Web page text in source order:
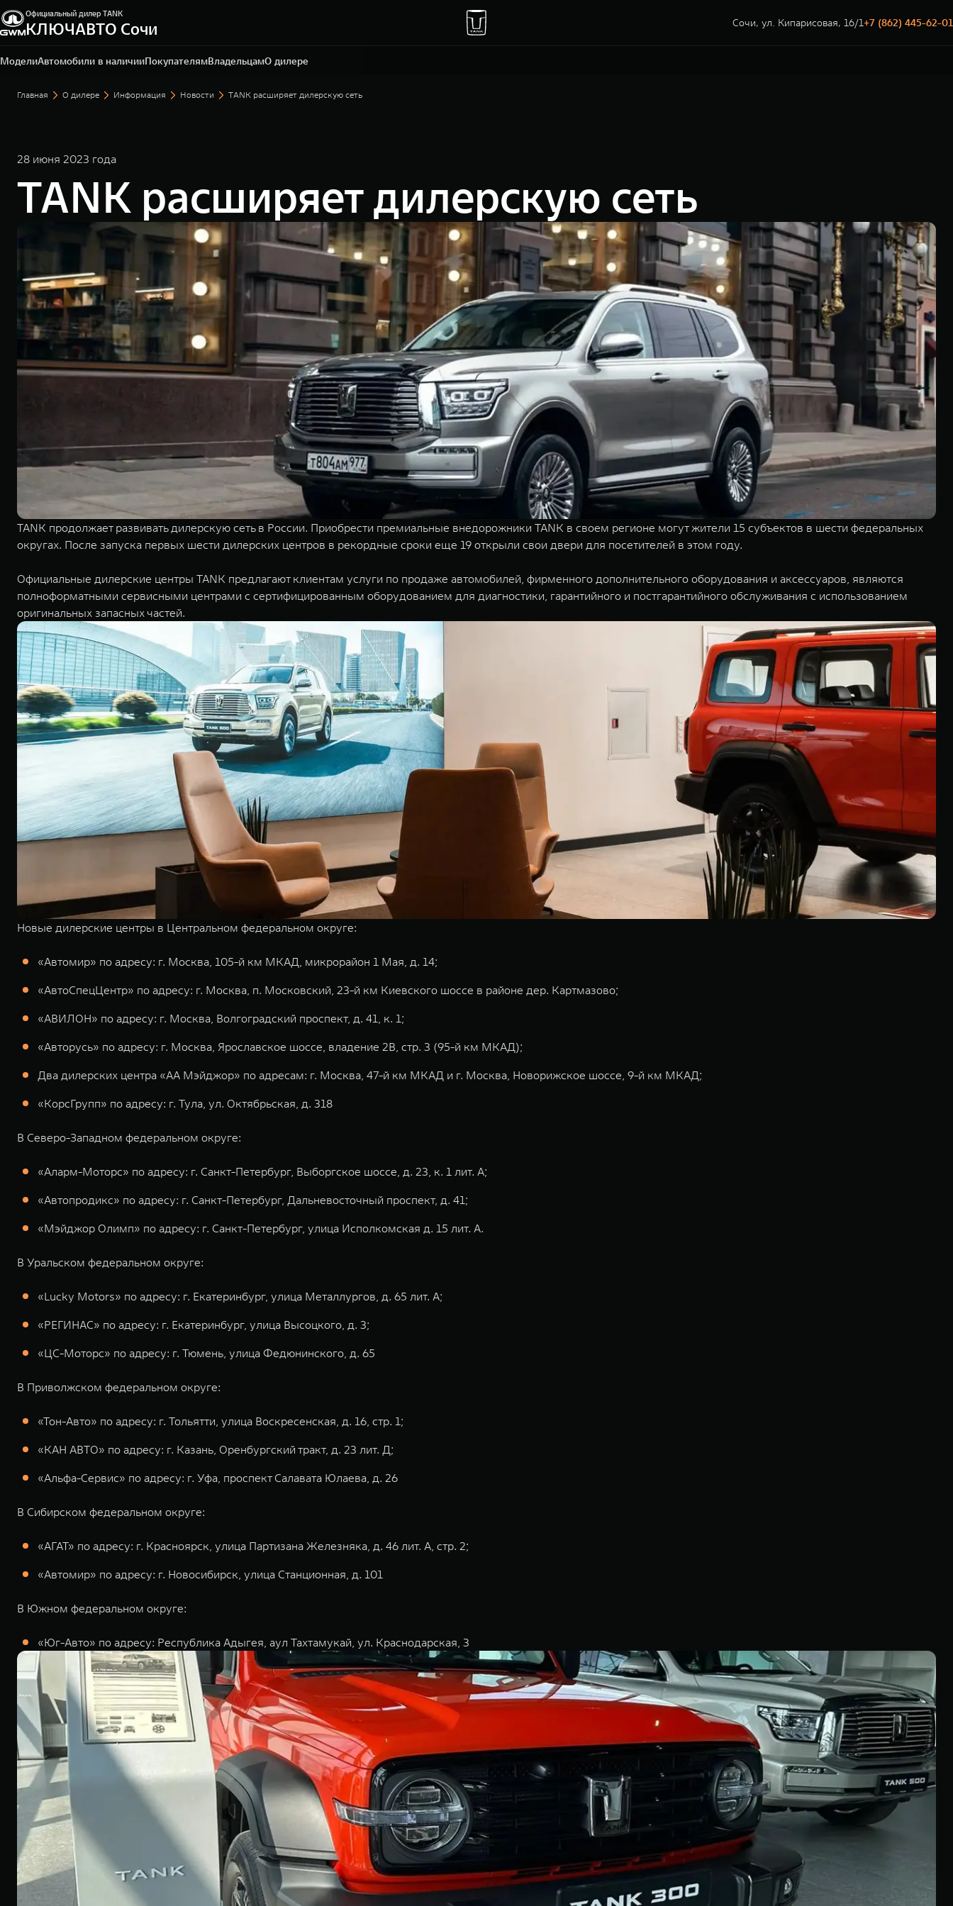
Официальный дилер TANK
КЛЮЧАВТО Сочи Сочи, ул. Кипарисовая, 16/1+7 (862) 445-62-01
МоделиАвтомобили в наличииПокупателямВладельцамО дилере
Сочи, ул. Кипарисовая, 16/1
+7 (862) 445-62-01
Главная О дилере Информация Новости TANK расширяет дилерскую сеть
28 июня 2023 года
TANK расширяет дилерскую сеть
TANK продолжает развивать дилерскую сеть в России. Приобрести премиальные внедорожники TANK в своем регионе могут жители 15 субъектов в шести федеральных
округах. После запуска первых шести дилерских центров в рекордные сроки еще 19 открыли свои двери для посетителей в этом году.
Официальные дилерские центры TANK предлагают клиентам услуги по продаже автомобилей, фирменного дополнительного оборудования и аксессуаров, являются
полноформатными сервисными центрами с сертифицированным оборудованием для диагностики, гарантийного и постгарантийного обслуживания с использованием
оригинальных запасных частей.
Новые дилерские центры в Центральном федеральном округе:
«Автомир» по адресу: г. Москва, 105-й км МКАД, микрорайон 1 Мая, д. 14;
«АвтоСпецЦентр» по адресу: г. Москва, п. Московский, 23-й км Киевского шоссе в районе дер. Картмазово;
«АВИЛОН» по адресу: г. Москва, Волгоградский проспект, д. 41, к. 1;
«Авторусь» по адресу: г. Москва, Ярославское шоссе, владение 2В, стр. 3 (95-й км МКАД);
Два дилерских центра «АА Мэйджор» по адресам: г. Москва, 47-й км МКАД и г. Москва, Новорижское шоссе, 9-й км МКАД;
«КорсГрупп» по адресу: г. Тула, ул. Октябрьская, д. 318
В Северо-Западном федеральном округе:
«Аларм-Моторс» по адресу: г. Санкт-Петербург, Выборгское шоссе, д. 23, к. 1 лит. А;
«Автопродикс» по адресу: г. Санкт-Петербург, Дальневосточный проспект, д. 41;
«Мэйджор Олимп» по адресу: г. Санкт-Петербург, улица Исполкомская д. 15 лит. А.
В Уральском федеральном округе:
«Lucky Motors» по адресу: г. Екатеринбург, улица Металлургов, д. 65 лит. А;
«РЕГИНАС» по адресу: г. Екатеринбург, улица Высоцкого, д. 3;
«ЦС-Моторс» по адресу: г. Тюмень, улица Федюнинского, д. 65
В Приволжском федеральном округе:
«Тон-Авто» по адресу: г. Тольятти, улица Воскресенская, д. 16, стр. 1;
«КАН АВТО» по адресу: г. Казань, Оренбургский тракт, д. 23 лит. Д;
«Альфа-Сервис» по адресу: г. Уфа, проспект Салавата Юлаева, д. 26
В Сибирском федеральном округе:
«АГАТ» по адресу: г. Красноярск, улица Партизана Железняка, д. 46 лит. А, стр. 2;
«Автомир» по адресу: г. Новосибирск, улица Станционная, д. 101
В Южном федеральном округе:
«Юг-Авто» по адресу: Республика Адыгея, аул Тахтамукай, ул. Краснодарская, 3